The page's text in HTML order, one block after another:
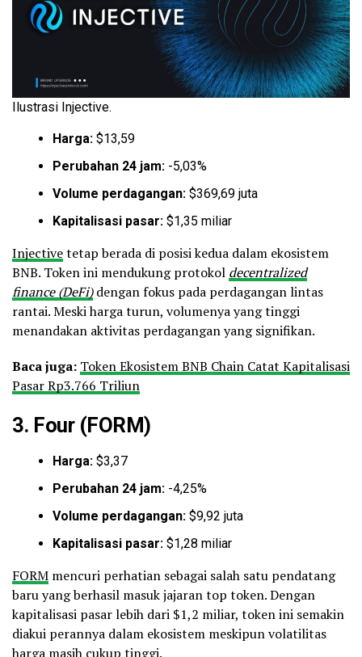
Ilustrasi Injective.
Harga: $13,59
Perubahan 24 jam: -5,03%
Volume perdagangan: $369,69 juta
Kapitalisasi pasar: $1,35 miliar
Injectivetetap berada di posisi kedua dalam ekosistem
BNB. Token ini mendukung protokol decentralized
finance (DeFi)dengan fokus pada perdagangan lintas
rantai. Meski harga turun, volumenya yang tinggi
menandakan aktivitas perdagangan yang signifikan.
Baca juga: Token Ekosistem BNB Chain Catat Kapitalisasi
Pasar Rp3.766 Triliun
3. Four (FORM)
Harga: $3,37
Perubahan 24 jam: -4,25%
Volume perdagangan: $9,92 juta
Kapitalisasi pasar: $1,28 miliar
FORM mencuri perhatian sebagai salah satu pendatang
baru yang berhasil masuk jajaran top token. Dengan
kapitalisasi pasar lebih dari $1,2 miliar, token ini semakin
diakui perannya dalam ekosistem meskipun volatilitas
harga masih cukup tinggi.